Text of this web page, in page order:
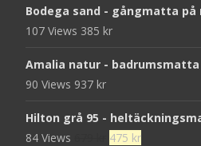
Bodega sand - gångmatta på
107 Views 385 kr
Amalia natur - badrumsmatta
90 Views 937 kr
Hilton grå 95 -
84 Views
Det
475 krDet